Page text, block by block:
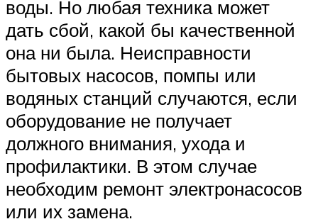
воды. Но любая техника может
дать сбой, какой бы качественной
она ни была. Неисправности
бытовых насосов, помпы или
водяных станций случаются, если
оборудование не получает
должного внимания, ухода и
профилактики. В этом случае
необходим ремонт электронасосов
или их замена.